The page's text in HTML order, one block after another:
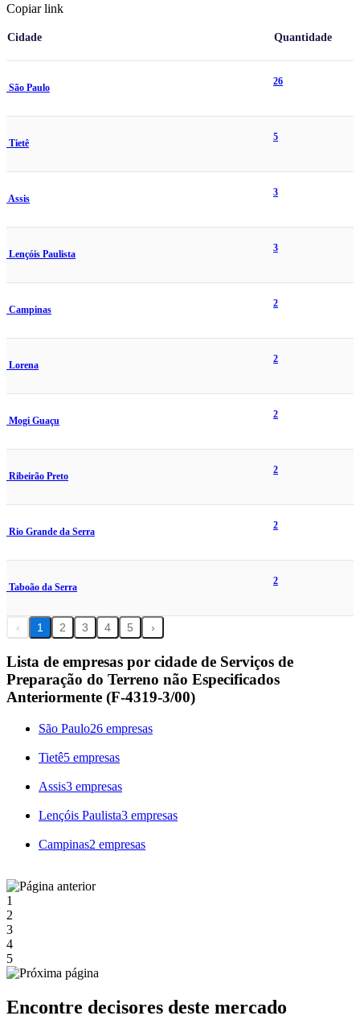
Copiar link
Cidade Quantidade
São Paulo
26
Tietê
5
Assis
3
Lençóis Paulista
3
Campinas
2
Lorena
2
Mogi Guaçu
2
Ribeirão Preto
2
Rio Grande da Serra
2
Taboão da Serra
2
‹ 1 2 3 4 5 ›
Lista de empresas por cidade de Serviços de
Preparação do Terreno não Especificados
Anteriormente (F-4319-3/00)
São Paulo26 empresas
Tietê5 empresas
Assis3 empresas
Lençóis Paulista3 empresas
Campinas2 empresas
1
2
3
4
5
Encontre decisores deste mercado